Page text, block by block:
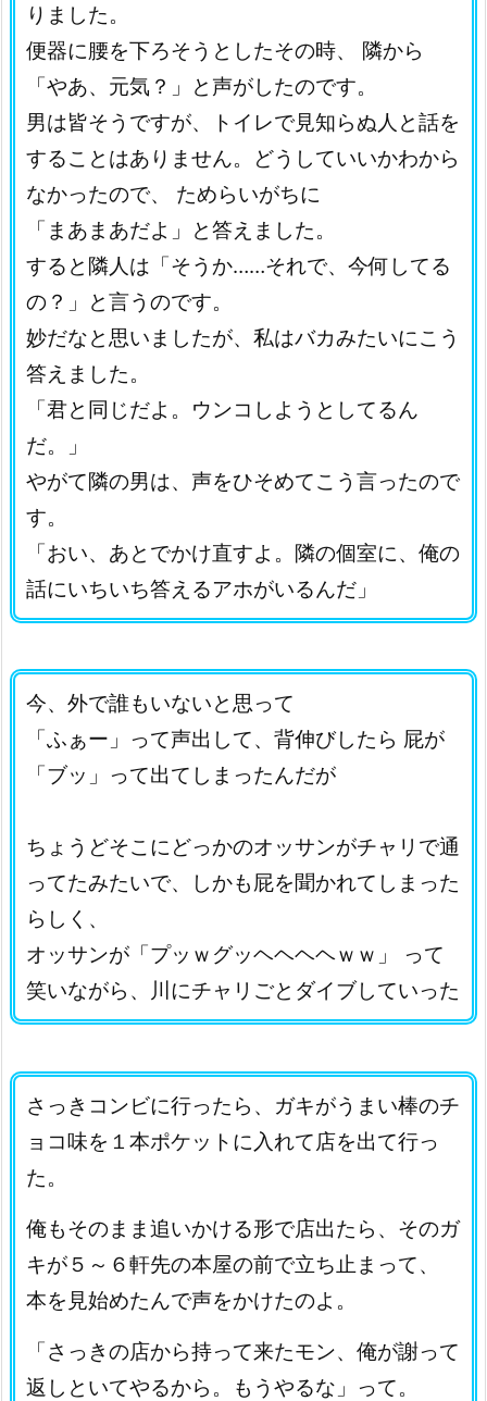
りました。
便器に腰を下ろそうとしたその時、
隣から
「やあ、元気？」と声がしたのです。
男は皆そうですが、トイレで見知らぬ人と話を
することはありません。どうしていいかわから
なかったので、
ためらいがちに
「まあまあだよ」と答えました。
すると隣人は「そうか……それで、今何してる
の？」と言うのです。
妙だなと思いましたが、私はバカみたいにこう
答えました。
「君と同じだよ。ウンコしようとしてるん
だ。」
やがて隣の男は、声をひそめてこう言ったので
す。
「おい、あとでかけ直すよ。隣の個室に、俺の
話にいちいち答えるアホがいるんだ」
今、外で誰もいないと思って
「ふぁー」って声出して、背伸びしたら 屁が
「ブッ」って出てしまったんだが
ちょうどそこにどっかのオッサンがチャリで通
ってたみたいで、しかも屁を聞かれてしまった
らしく、
オッサンが「プッｗグッヘヘヘヘｗｗ」
って
笑いながら、川にチャリごとダイブしていった
さっきコンビに行ったら、ガキがうまい棒のチ
ョコ味を１本ポケットに入れて店を出て行っ
た。
俺もそのまま追いかける形で店出たら、そのガ
キが５～６軒先の本屋の前で立ち止まって、
本を見始めたんで声をかけたのよ。
「さっきの店から持って来たモン、俺が謝って
返しといてやるから。もうやるな」って。